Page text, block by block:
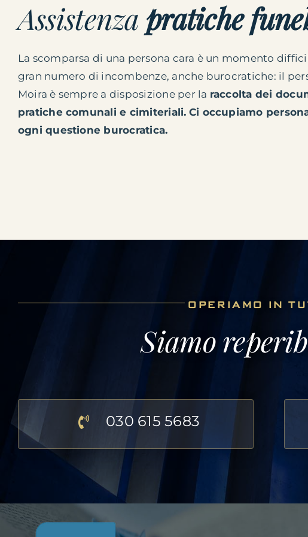
Assistenza pratiche
La scomparsa di una persona cara è un momento
gran numero di incombenze, anche burocratiche: il
Moira è sempre a disposizione per la raccolta dei
pratiche comunali e cimiteriali. Ci occupiamo
ogni questione burocratica.
OPERIAMO IN
Siamo
030 615 5683